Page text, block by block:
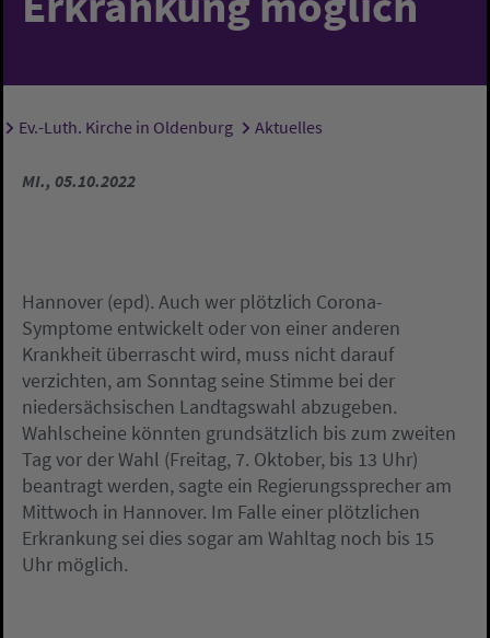
Sie sind hier:
Ev.-Luth. Kirche in Oldenburg Aktuelles
MI., 05.10.2022
Hannover (epd). Auch wer plötzlich Corona-
Symptome entwickelt oder von einer anderen
Krankheit überrascht wird, muss nicht darauf
verzichten, am Sonntag seine Stimme bei der
niedersächsischen Landtagswahl abzugeben.
Wahlscheine könnten grundsätzlich bis zum zweiten
Tag vor der Wahl (Freitag, 7. Oktober, bis 13 Uhr)
beantragt werden, sagte ein Regierungssprecher am
Mittwoch in Hannover. Im Falle einer plötzlichen
Erkrankung sei dies sogar am Wahltag noch bis 15
Uhr möglich.